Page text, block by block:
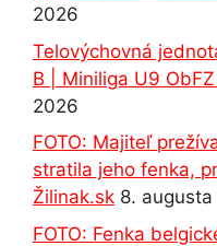
2026
Telovýchovná
B | Miniliga U9
2026
FOTO: Majiteľ
stratila jeho fenka,
Žilinak.sk 8.
FOTO: Fenka